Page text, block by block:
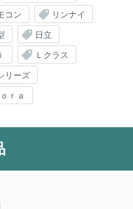
コン
リンナイ
日立
Ｌクラス
リーズ
ｒａ